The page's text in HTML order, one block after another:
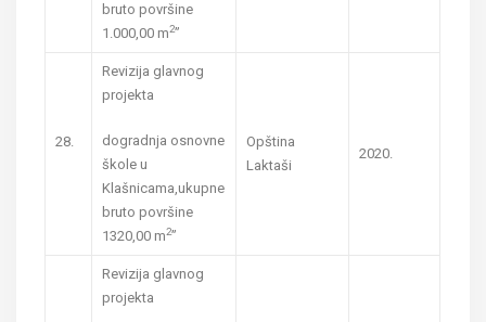
bruto površine
1.000,00 m2”
28.
Revizija glavnog
projekta
dogradnja osnovne
škole u
Klašnicama,ukupne
bruto površine
1320,00 m2”
Opština
Laktaši
2020.
Revizija glavnog
projekta